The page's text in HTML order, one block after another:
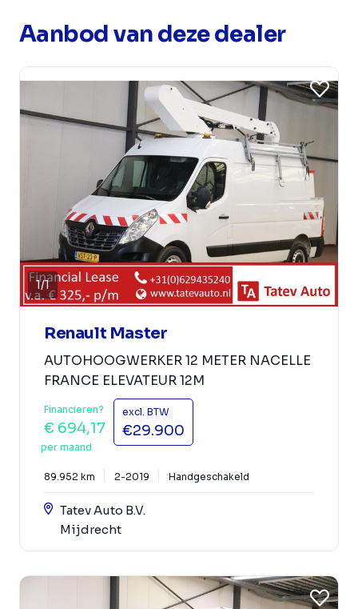
Aanbod van deze dealer
1/1
Renault Master
AUTOHOOGWERKER 12 METER NACELLE
FRANCE ELEVATEUR 12M
Financieren?
€ 694,17
per maand
excl. BTW
€29.900
89.952 km 2-2019 Handgeschakeld
Tatev Auto B.V.
Mijdrecht